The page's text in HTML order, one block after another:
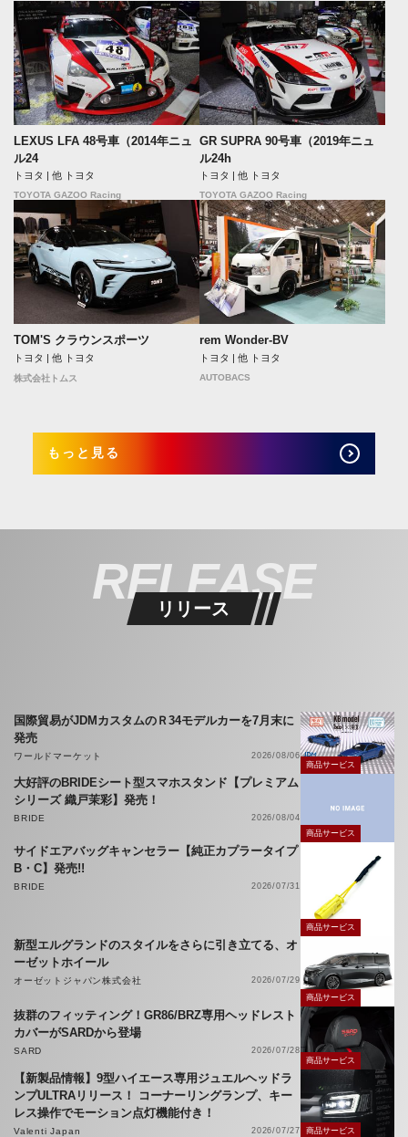
LEXUS LFA 48号車（2014年ニュ
ル24
トヨタ | 他 トヨタ
TOYOTA GAZOO Racing
GR SUPRA 90号車（2019年ニュ
ル24h
トヨタ | 他 トヨタ
TOYOTA GAZOO Racing
TOM'S クラウンスポーツ
トヨタ | 他 トヨタ
株式会社トムス
rem Wonder-BV
トヨタ | 他 トヨタ
AUTOBACS
もっと見る
RELEASE
リリース
国際貿易がJDMカスタムのＲ34モデルカーを7月末に
発売
ワールドマーケット
2026/08/06
商品サービス
大好評のBRIDEシート型スマホスタンド【プレミアム
シリーズ 織戸茉彩】発売！
BRIDE
2026/08/04
商品サービス
サイドエアバッグキャンセラー【純正カプラータイプ
B・C】発売!!
BRIDE 2026/07/31
商品サービス
新型エルグランドのスタイルをさらに引き立てる、オ
ーゼットホイール
オーゼットジャパン株式会社
2026/07/29
商品サービス
抜群のフィッティング！GR86/BRZ専用ヘッドレスト
カバーがSARDから登場
SARD
2026/07/28
商品サービス
【新製品情報】9型ハイエース専用ジュエルヘッドラ
ンプULTRAリリース！ コーナーリングランプ、キー
レス操作でモーション点灯機能付き！
Valenti Japan 2026/07/27 商品サービス